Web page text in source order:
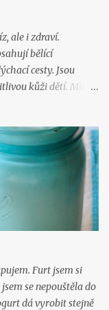
ale i zdraví.
bělící
cesty. Jsou
kůži dětí. Mimo
300 gr práškové
oleje dle
vody Mýdlo
vodě, po rozpuštění
rozpuštění, pak
esenciální olej.
víc? Pak tu
které vám poradí, jak
další návo...Furt jsem si
se nepouštěla do
dá vyrobit stejně